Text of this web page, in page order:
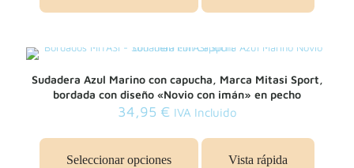
múltiples
opciones
pueden
elegir
en
página
Sudadera Azul Marino con capucha, Marca Mitasi Sport,
bordada con diseño «Novio con imán» en pecho
34,95 € IVA Incluido
Seleccionar opciones
producto
Vista rápida